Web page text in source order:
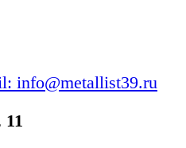
info@metallist39.ru
11